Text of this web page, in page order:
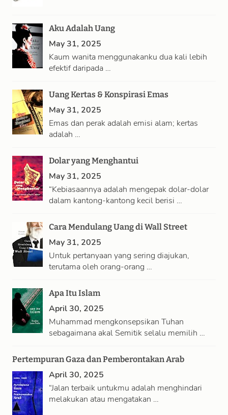
Aku Adalah Uang
May 31, 2025
Kaum wanita menggunakanku dua kali lebih
efektif daripada …
Uang Kertas & Konspirasi Emas
May 31, 2025
Emas dan perak adalah emisi alam; kertas
adalah …
Dolar yang Menghantui
May 31, 2025
“Kebiasaannya adalah mengepak dolar-dolar
dalam kantong-kantong kecil berisi …
Cara Mendulang Uang di Wall Street
May 31, 2025
Untuk pertanyaan yang sering diajukan,
terutama oleh orang-orang …
Apa Itu Islam
April 30, 2025
Muhammad mengkonsepsikan Tuhan
sebagaimana akal Semitik selalu memilih …
Pertempuran Gaza dan Pemberontakan Arab
April 30, 2025
“Jalan terbaik untukmu adalah menghindari
melakukan atau mengatakan …